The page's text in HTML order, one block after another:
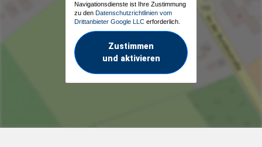
Navigationsdienste ist Ihre Zustimmung
zu den Datenschutzrichtlinien vom
Drittanbieter Google LLC erforderlich.
Zustimmen
und aktivieren